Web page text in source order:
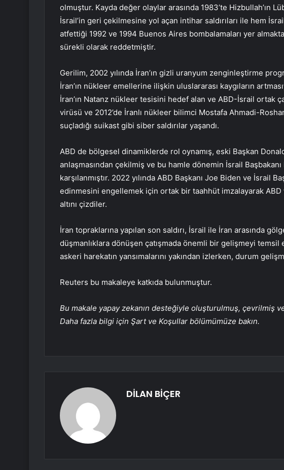
olmuştur. Kayda değer olaylar arasında 1983’te Hizbullah’ın
İsrail’in geri çekilmesine yol açan intihar saldırıları ile hem
atfettiği 1992 ve 1994 Buenos Aires bombalamaları yer
sürekli olarak reddetmiştir.
Gerilim, 2002 yılında İran’ın gizli uranyum zenginleştirme
İran’ın nükleer emellerine ilişkin uluslararası kaygıların
İran’ın Natanz nükleer tesisini hedef alan ve ABD-İsrail ortak
virüsü ve 2012’de İranlı nükleer bilimci Mostafa Ahmadi-
suçladığı suikast gibi siber saldırılar yaşandı.
ABD de bölgesel dinamiklerde rol oynamış, eski Başkan
anlaşmasından çekilmiş ve bu hamle dönemin İsrail
karşılanmıştır. 2022 yılında ABD Başkanı Joe Biden ve İsrail
edinmesini engellemek için ortak bir taahhüt imzalayarak ABD
altını çizdiler.
İran topraklarına yapılan son saldırı, İsrail ile İran arasında
düşmanlıklara dönüşen çatışmada önemli bir gelişmeyi temsil
askeri harekatın yansımalarını yakından izlerken, durum
Reuters bu makaleye katkıda bulunmuştur.
Bu makale yapay zekanın desteğiyle oluşturulmuş, çevrilmiş
Daha fazla bilgi için Şart ve Koşullar bölümümüze bakın.
DİLAN BİÇER